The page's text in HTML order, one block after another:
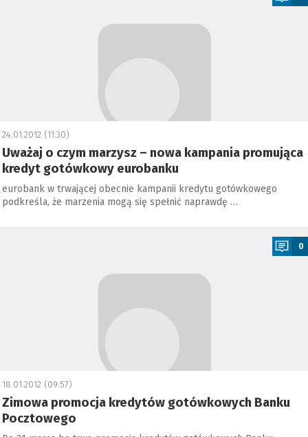
24.01.2012 (11:30)
Uważaj o czym marzysz – nowa kampania promująca
kredyt gotówkowy eurobanku
eurobank w trwającej obecnie kampanii kredytu gotówkowego
podkreśla, że marzenia mogą się spełnić naprawdę …
0
18.01.2012 (09:57)
Zimowa promocja kredytów gotówkowych Banku
Pocztowego